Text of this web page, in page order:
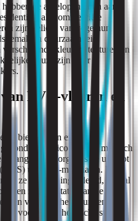
de afgelopen jaren aan
als commerciële
zijn geliefd vanwege hun
en duurzaamheid.
kleuren, texturen en
keuze zijn voor
PVC-vloeren en
bieden, zijn er ook
die ze met zich
belangrijkste zorgen is de uitstoot
uit PVC-materialen. Deze
ze worden ingeademd, vooral
zoals irritatie van de
en vermoeidheid kunnen
voor deze chemische stoffen.